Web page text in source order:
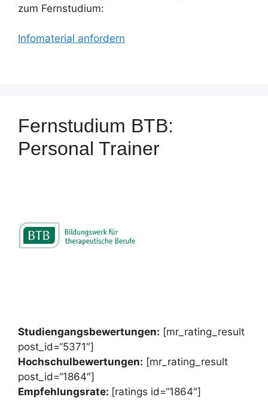
zum Fernstudium:
Infomaterial anfordern
Fernstudium BTB:
Personal Trainer
Studiengangsbewertungen: [mr_rating_result
post_id=“5371″]
Hochschulbewertungen: [mr_rating_result
post_id=“1864″]
Empfehlungsrate: [ratings id=“1864″]